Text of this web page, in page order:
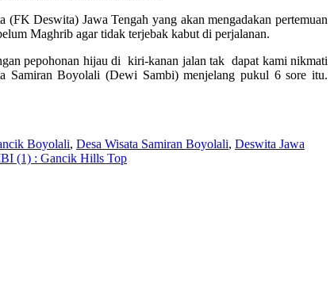
Deswita) Jawa Tengah yang akan mengadakan pertemuan
Maghrib agar tidak terjebak kabut di perjalanan.
pepohonan hijau di kiri-kanan jalan tak dapat kami nikmati
Samiran Boyolali (Dewi Sambi) menjelang pukul 6 sore itu.
Boyolali, Desa Wisata Samiran Boyolali, Deswita Jawa
(1) : Gancik Hills Top